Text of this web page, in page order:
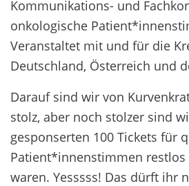
Kommunikations- und
onkologische
Veranstaltet mit und für die
Deutschland, Österreich und
Darauf sind wir von
stolz, aber noch stolzer sind
gesponserten 100 Tickets für
Patient*innenstimmen restlos
waren. Yesssss! Das dürft ihr